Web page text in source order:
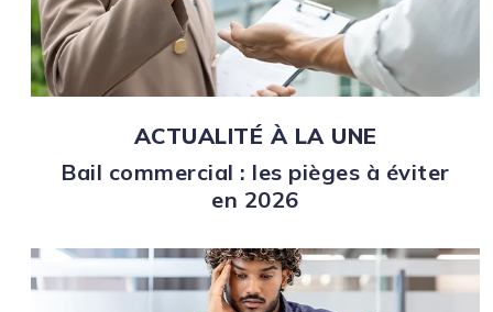
ACTUALITÉ À LA UNE
Bail commercial : les pièges à éviter
en 2026